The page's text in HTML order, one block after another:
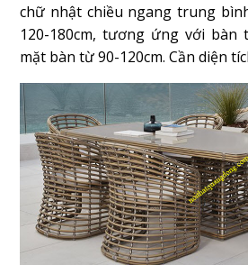
chữ nhật chiều ngang trung
120-180cm, tương ứng với
mặt bàn từ 90-120cm. Cần diện